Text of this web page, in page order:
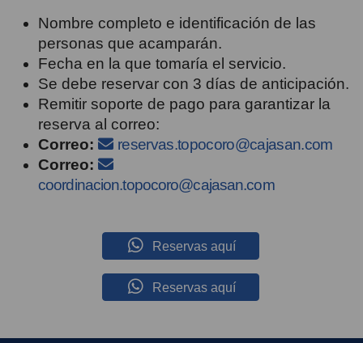
Nombre completo e identificación de las
personas que acamparán.
Fecha en la que tomaría el servicio.
Se debe reservar con 3 días de anticipación.
Remitir soporte de pago para garantizar la
reserva al correo:
Correo:
reservas.topocoro@cajasan.com
Correo:
coordinacion.topocoro@cajasan.com
Reservas aquí
Reservas aquí